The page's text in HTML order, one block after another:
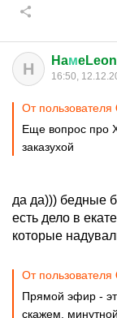
H HaмeLeon
16:50,
От пользователя
Еще вопрос про
заказухой
да да))) бедные
есть дело в
которые
От пользователя
Прямой эфир -
скажем,